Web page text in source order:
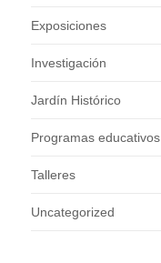
Exposiciones
Investigación
Jardín Histórico
Programas educativos
Talleres
Uncategorized